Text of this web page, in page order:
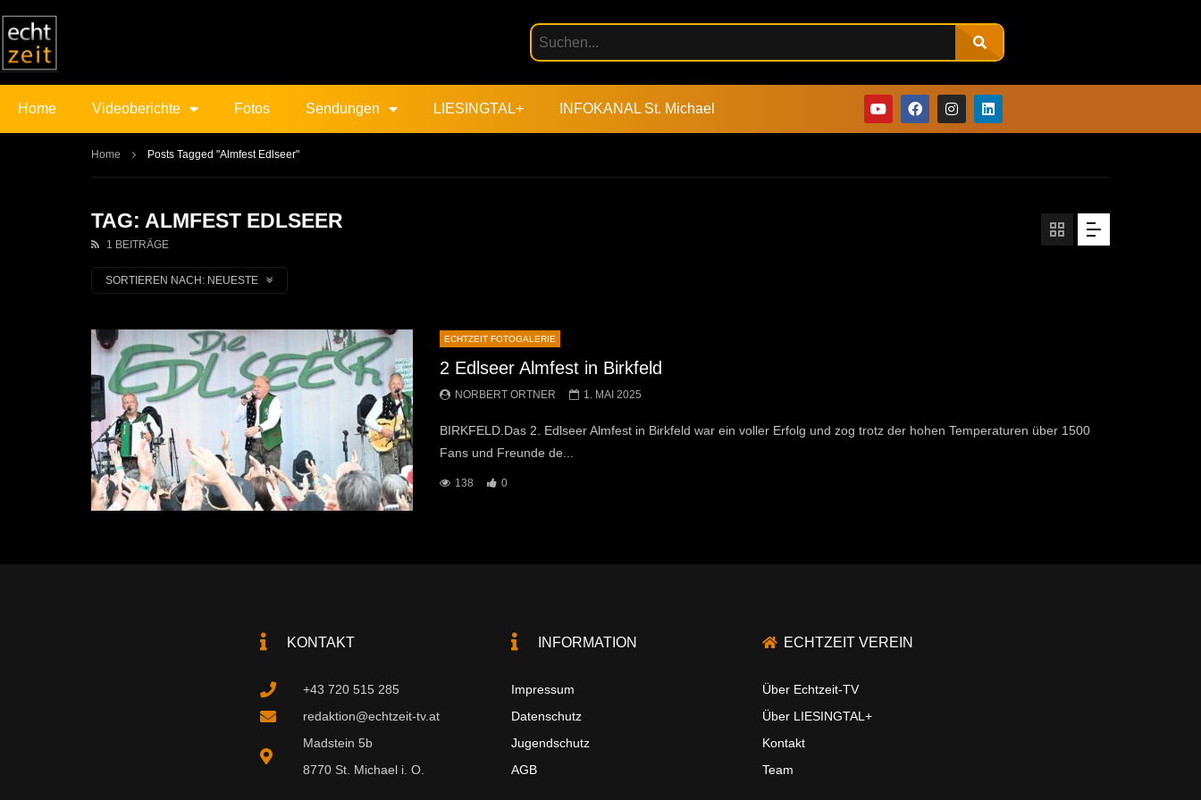
Home Videoberichte Fotos Sendungen LIESINGTAL+ INFOKANAL St. Michael
Home Posts Tagged "Almfest Edlseer"
TAG: ALMFEST EDLSEER
1 BEITRÄGE
SORTIEREN NACH: NEUESTE
ECHTZEIT FOTOGALERIE
2 Edlseer Almfest in Birkfeld
NORBERT ORTNER 1. MAI 2025
BIRKFELD.Das 2. Edlseer Almfest in Birkfeld war ein voller Erfolg und zog trotz der hohen Temperaturen über 1500
Fans und Freunde de...
138 0
KONTAKT
+43 720 515 285
redaktion@echtzeit-tv.at
Madstein 5b
8770 St. Michael i. O.
INFORMATION
Impressum
Datenschutz
Jugendschutz
AGB
ECHTZEIT VEREIN
Über Echtzeit-TV
Über LIESINGTAL+
Kontakt
Team